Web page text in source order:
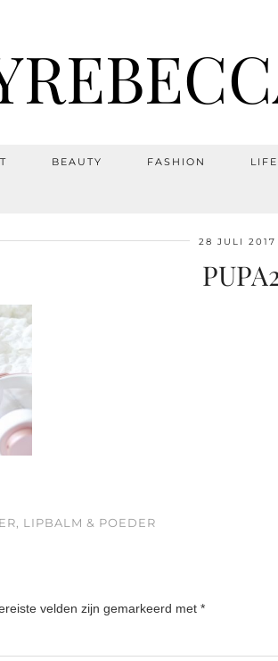
BEAUTY FASHION
28 JULI 2017
LIPBALM & POEDER
velden zijn gemarkeerd met *